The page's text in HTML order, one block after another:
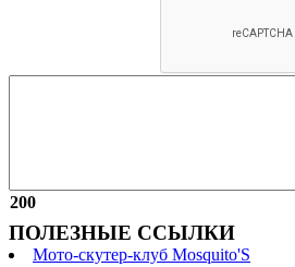
200
ПОЛЕЗНЫЕ ССЫЛКИ
Мото-скутер-клуб Mosquito'S